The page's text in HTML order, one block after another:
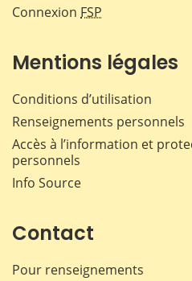
Connexion FSP
Mentions légales
Conditions d’utilisation
Renseignements personnels
Accès à l’information et
personnels
Info Source
Contact
Pour renseignements